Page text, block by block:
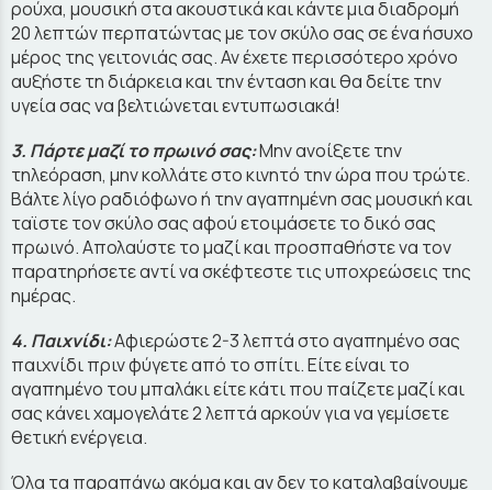
ρούχα, μουσική στα ακουστικά και κάντε μια διαδρομή
20 λεπτών περπατώντας με τον σκύλο σας σε ένα ήσυχο
μέρος της γειτονιάς σας. Αν έχετε περισσότερο χρόνο
αυξήστε τη διάρκεια και την ένταση και θα δείτε την
υγεία σας να βελτιώνεται εντυπωσιακά!
3. Πάρτε μαζί το πρωινό σας:Μην ανοίξετε την
τηλεόραση, μην κολλάτε στο κινητό την ώρα που τρώτε.
Βάλτε λίγο ραδιόφωνο ή την αγαπημένη σας μουσική και
ταϊστε τον σκύλο σας αφού ετοιμάσετε το δικό σας
πρωινό. Απολαύστε το μαζί και προσπαθήστε να τον
παρατηρήσετε αντί να σκέφτεστε τις υποχρεώσεις της
ημέρας.
4. Παιχνίδι:Αφιερώστε 2-3 λεπτά στο αγαπημένο σας
παιχνίδι πριν φύγετε από το σπίτι. Είτε είναι το
αγαπημένο του μπαλάκι είτε κάτι που παίζετε μαζί και
σας κάνει χαμογελάτε 2 λεπτά αρκούν για να γεμίσετε
θετική ενέργεια.
Όλα τα παραπάνω ακόμα και αν δεν το καταλαβαίνουμε